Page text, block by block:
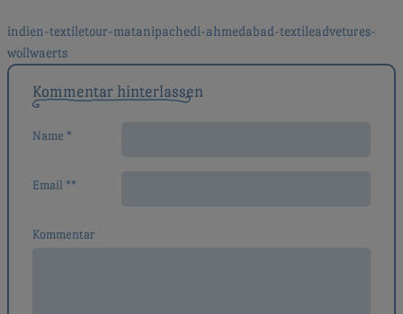
Beitragsnavigation
indien-textiletour-matanipachedi-ahmedabad-textileadvetures-
wollwaerts
Kommentar hinterlassen
Name *
Email **
Kommentar